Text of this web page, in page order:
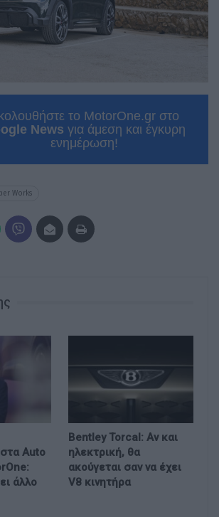
το MotorOne.gr στο
News για άμεση και έγκυρη
ενημέρωση!
Works
Auto
άλλο
Bentley Torcal: Αν και
ηλεκτρική, θα
ακούγεται σαν να έχει
V8 κινητήρα